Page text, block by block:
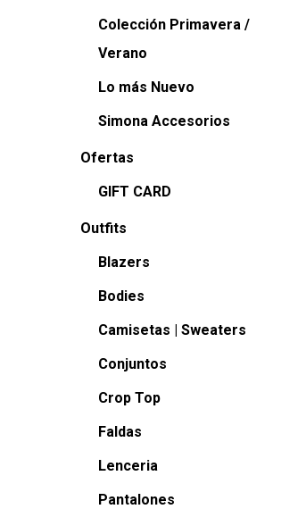
Colección Primavera /
Verano
Lo más Nuevo
Simona Accesorios
Ofertas
GIFT CARD
Outfits
Blazers
Bodies
Camisetas | Sweaters
Conjuntos
Crop Top
Faldas
Lenceria
Pantalones